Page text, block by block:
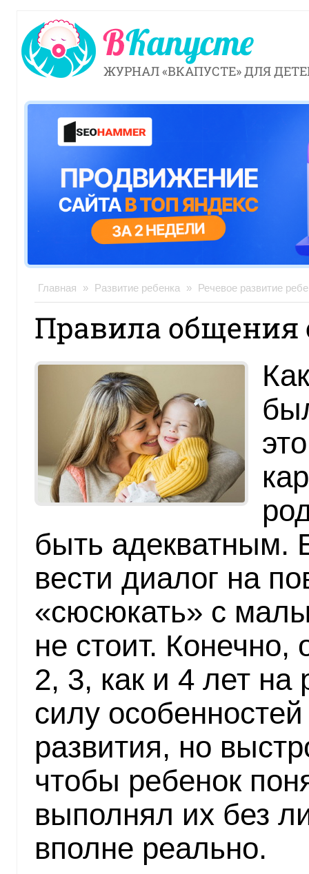
ЖУРНАЛ «ВКАПУСТЕ» ДЛЯ
Главная » Развитие ребенка » Речевое развитие
Правила общения
быть адекватным.
вести диалог на
«сюсюкать» с
не стоит.
2, 3, как и 4 лет на
силу особенностей
развития, но
чтобы ребенок
выполнял их без
вполне реально.